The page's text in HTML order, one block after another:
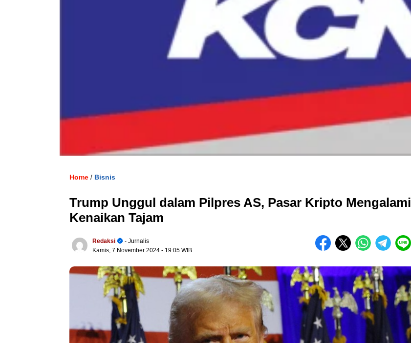
Home / Bisnis
Trump Unggul dalam Pilpres AS, Pasar Kripto Mengalami
Kenaikan Tajam
Redaksi
- Jurnalis
Kamis, 7 November 2024 - 19:05 WIB